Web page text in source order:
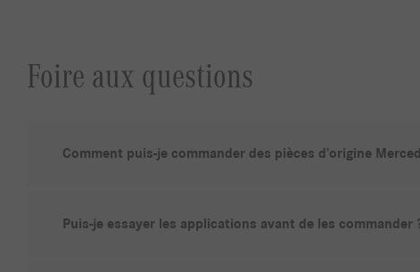
Foire aux questions
Comment puis-je commander des pièces d’origine
Puis-je essayer les applications avant de les commander